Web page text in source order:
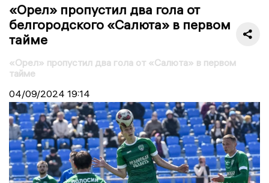
«Орел» пропустил два гола от
белгородского «Салюта» в первом
тайме
«Орел» пропустил два гола от «Салюта» в первом
тайме
04/09/2024 19:14